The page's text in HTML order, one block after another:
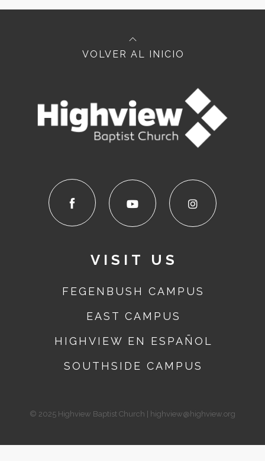
VOLVER AL INICIO
VISIT US
FEGENBUSH CAMPUS
EAST CAMPUS
HIGHVIEW EN ESPAÑOL
SOUTHSIDE CAMPUS
© 2025 Highview Baptist Church | highview@highview.org